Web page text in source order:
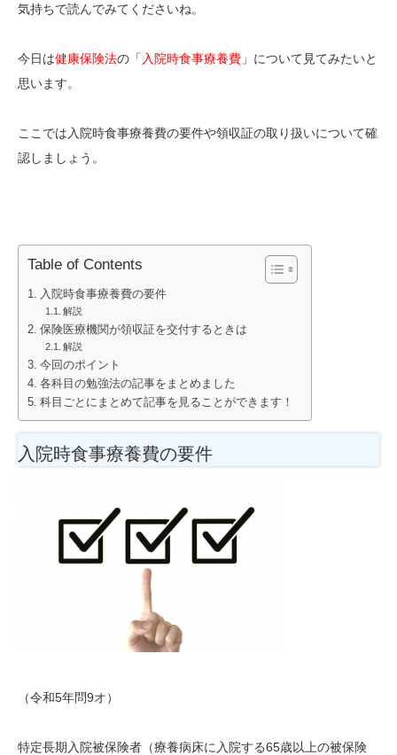
気持ちで読んでみてくださいね。
今日は健康保険法の「 入院時食事療養費 」について見てみたいと
思います。
ここでは入院時食事療養費の要件や領収証の取り扱いについて確
認しましょう。
Table of Contents
入院時食事療養費の要件
解説
保険医療機関が領収証を交付するときは
解説
今回のポイント
各科目の勉強法の記事をまとめました
科目ごとにまとめて記事を見ることができます！
入院時食事療養費の要件
（令和5年問9オ）
特定長期入院被保険者（療養病床に入院する65歳以上の被保険